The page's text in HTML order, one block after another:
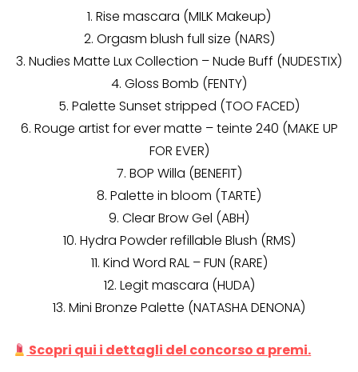
1. Rise mascara (MILK Makeup)
2. Orgasm blush full size (NARS)
3. Nudies Matte Lux Collection – Nude Buff (NUDESTIX)
4. Gloss Bomb (FENTY)
5. Palette Sunset stripped (TOO FACED)
6. Rouge artist for ever matte – teinte 240 (MAKE UP
FOR EVER)
7. BOP Willa (BENEFIT)
8. Palette in bloom (TARTE)
9. Clear Brow Gel (ABH)
10. Hydra Powder refillable Blush (RMS)
11. Kind Word RAL – FUN (RARE)
12. Legit mascara (HUDA)
13. Mini Bronze Palette (NATASHA DENONA)
Scopri qui i dettagli del concorso a premi.